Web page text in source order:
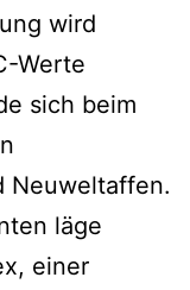
wird
Werte
sich beim
Neuweltaffen.
läge
einer